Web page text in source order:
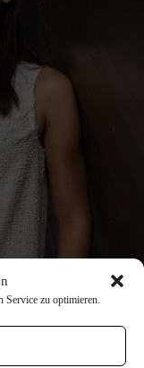
Service zu optimieren.